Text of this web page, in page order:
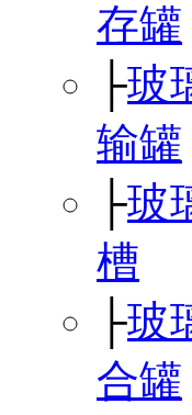
存罐
├玻
输罐
├玻
槽
├玻
合罐